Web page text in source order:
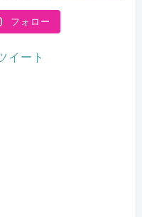
フォロー
イート